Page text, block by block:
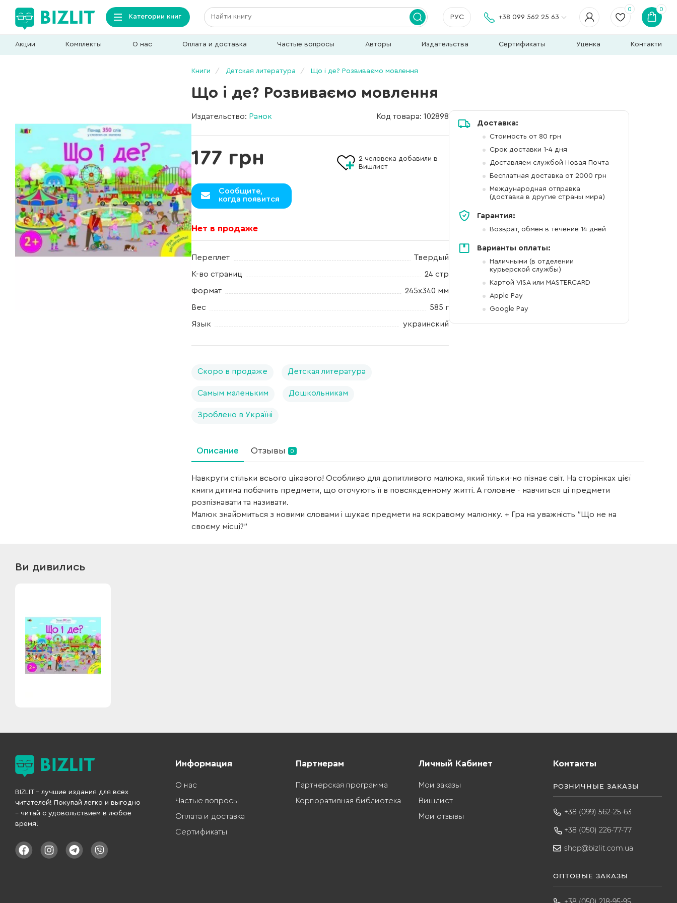
Категории книг РУС +38 099 562 25 63
0 0
Акции Комплекты О нас Оплата и доставка Частые вопросы Авторы Издательства Сертификаты Уценка Контакти
Книги Детская литература Що і де? Розвиваємо мовлення
Що і де? Розвиваємо мовлення
Издательство: Ранок Код товара: 102898
177 грн
Сообщите,
когда появится
2 человека добавили в
Вишлист
Нет в продаже
Переплет Твердый
К-во страниц 24 стр
Формат 245х340 мм
Вес 585 г
Язык украинский
Скоро в продаже Детская литература
Самым маленьким Дошкольникам
Зроблено в Україні
Доставка:
Стоимость от 80 грн
Срок доставки 1-4 дня
Доставляем службой Новая Почта
Бесплатная доставка от 2000 грн
Международная отправка
(доставка в другие страны мира)
Гарантия:
Возврат, обмен в течение 14 дней
Варианты оплаты:
Наличными (в отделении
курьерской службы)
Картой VISA или MASTERCARD
Apple Pay
Google Pay
Описание Отзывы 0
Навкруги стільки всього цікавого! Особливо для допитливого малюка, який тільки-но пізнає світ. На сторінках цієї
книги дитина побачить предмети, що оточують її в повсякденному житті. А головне - навчиться ці предмети
розпізнавати та називати.
Малюк знайомиться з новими словами і шукає предмети на яскравому малюнку. + Гра на уважність "Що не на
своєму місці?"
Ви дивились
BIZLIT – лучшие издания для всех
читателей! Покупай легко и выгодно
– читай с удовольствием в любое
время!
Информация
О нас
Частые вопросы
Оплата и доставка
Сертификаты
Партнерам
Партнерская программа
Корпоративная библиотека
Личный Кабинет
Мои заказы
Вишлист
Мои отзывы
Контакты
РОЗНИЧНЫЕ ЗАКАЗЫ
+38 (099) 562-25-63
+38 (050) 226-77-77
shop@bizlit.com.ua
ОПТОВЫЕ ЗАКАЗЫ